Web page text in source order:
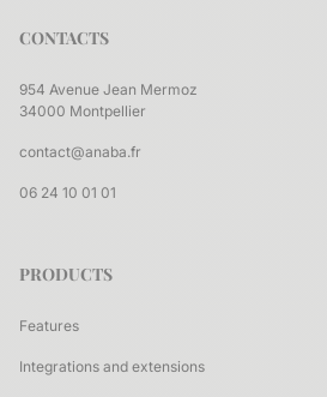
CONTACTS
954 Avenue Jean Mermoz
34000 Montpellier
contact@anaba.fr
06 24 10 01 01
PRODUCTS
Features
Integrations and extensions